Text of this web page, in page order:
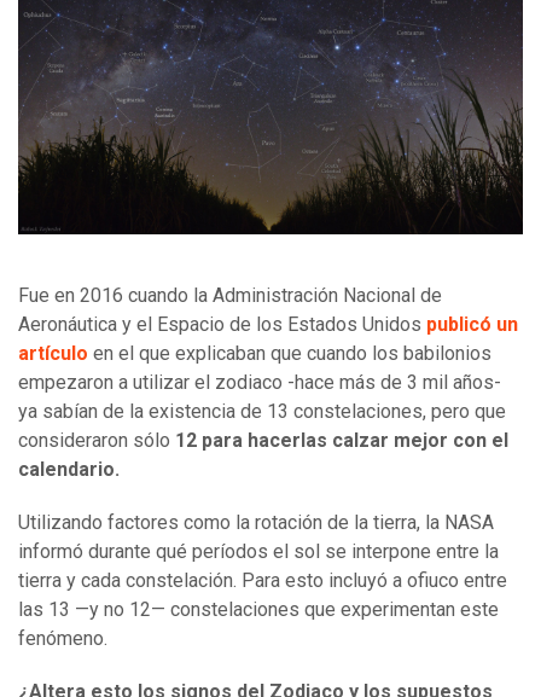
Fue en 2016 cuando la Administración Nacional de
Aeronáutica y el Espacio de los Estados Unidos publicó un
artículo en el que explicaban que cuando los babilonios
empezaron a utilizar el zodiaco -hace más de 3 mil años-
ya sabían de la existencia de 13 constelaciones, pero que
consideraron sólo 12 para hacerlas calzar mejor con el
calendario.
Utilizando factores como la rotación de la tierra, la NASA
informó durante qué períodos el sol se interpone entre la
tierra y cada constelación. Para esto incluyó a ofiuco entre
las 13 —y no 12— constelaciones que experimentan este
fenómeno.
¿Altera esto los signos del Zodiaco y los supuestos